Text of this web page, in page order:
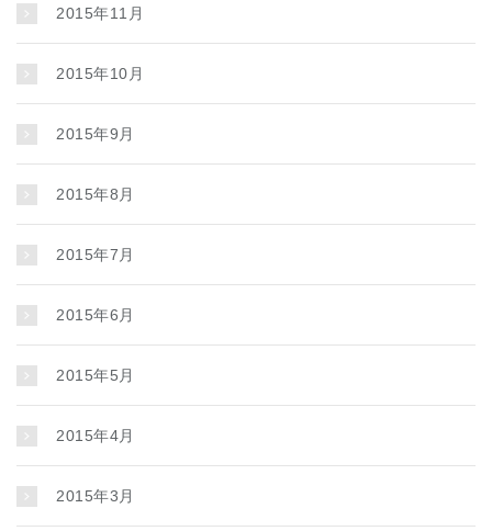
2015年11月
2015年10月
2015年9月
2015年8月
2015年7月
2015年6月
2015年5月
2015年4月
2015年3月